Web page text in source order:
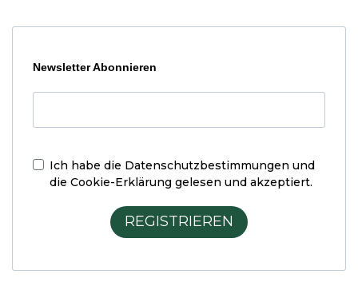
Newsletter Abonnieren
Ich habe die Datenschutzbestimmungen und
die Cookie-Erklärung gelesen und akzeptiert.
REGISTRIEREN